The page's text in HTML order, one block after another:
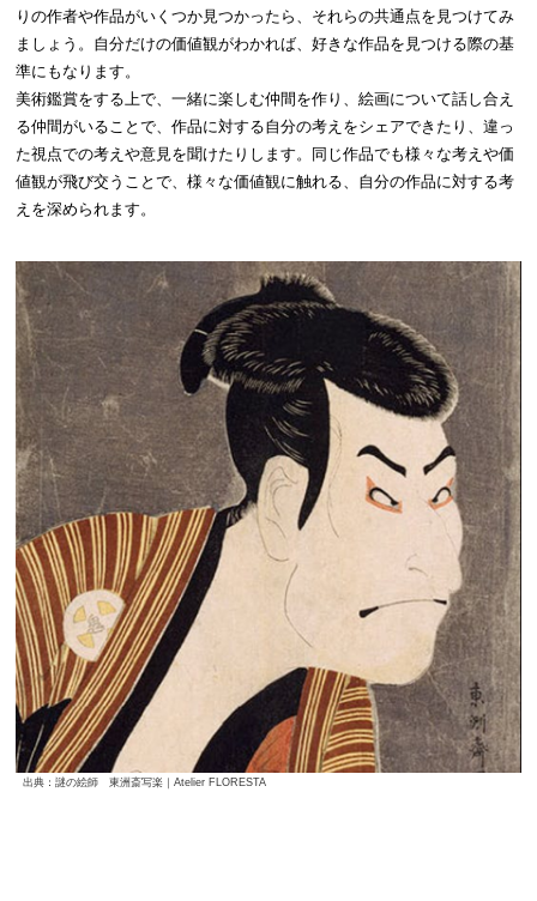
りの作者や作品がいくつか見つかったら、それらの共通点を見つけてみ
ましょう。自分だけの価値観がわかれば、好きな作品を見つける際の基
準にもなります。
美術鑑賞をする上で、一緒に楽しむ仲間を作り、絵画について話し合え
る仲間がいることで、作品に対する自分の考えをシェアできたり、違っ
た視点での考えや意見を聞けたりします。同じ作品でも様々な考えや価
値観が飛び交うことで、様々な価値観に触れる、自分の作品に対する考
えを深められます。
出典：謎の絵師 東洲斎写楽｜Atelier FLORESTA